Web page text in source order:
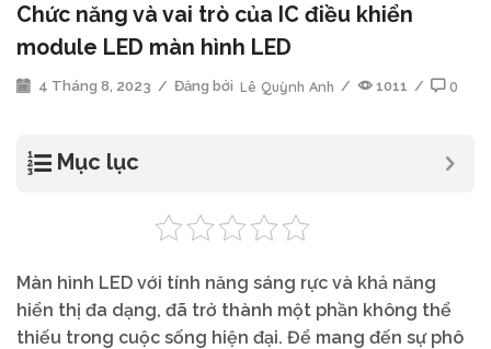
Chức năng và vai trò của IC điều khiển
module LED màn hình LED
4 Tháng 8, 2023 / Đăng bởi Lê Quỳnh Anh / 1011 / 0
Mục lục
Màn hình LED với tính năng sáng rực và khả năng
hiển thị đa dạng, đã trở thành một phần không thể
thiếu trong cuộc sống hiện đại. Để mang đến sự phô